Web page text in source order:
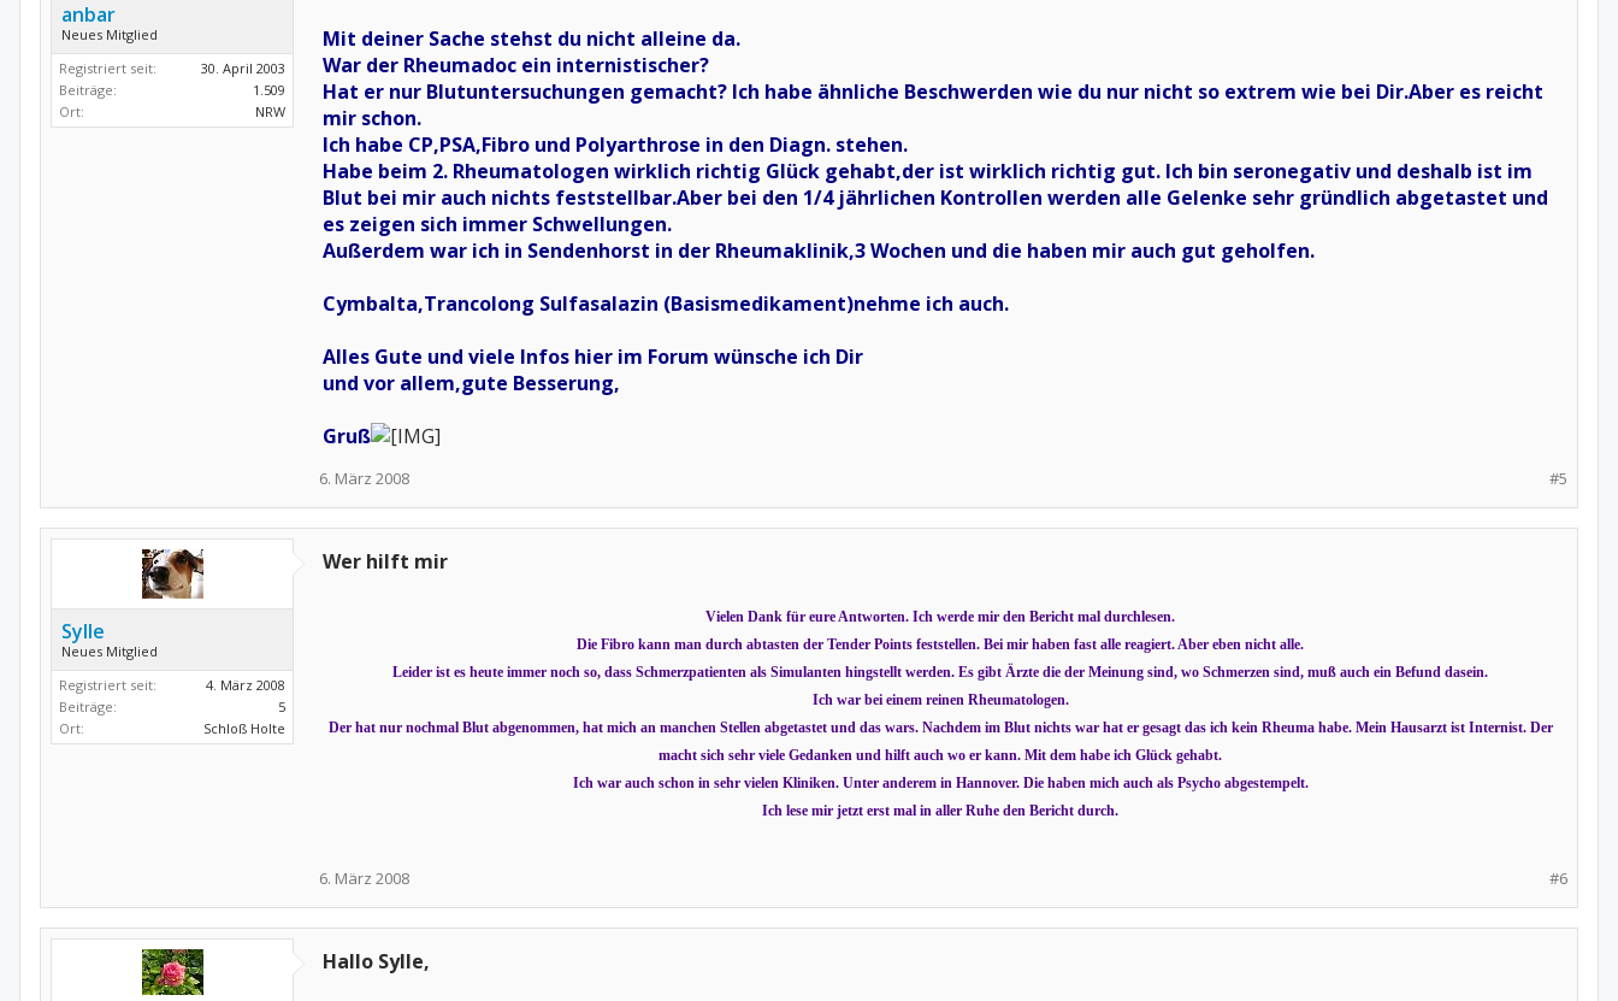
anbar
Neues Mitglied
Registriert seit:
30. April 2003
Beiträge:
1.509
Ort:
NRW
Mit deiner Sache stehst du nicht alleine da.
War der Rheumadoc ein internistischer?
Hat er nur Blutuntersuchungen gemacht? Ich habe ähnliche Beschwerden wie du nur nicht so extrem wie bei Dir.Aber es reicht
mir schon.
Ich habe CP,PSA,Fibro und Polyarthrose in den Diagn. stehen.
Habe beim 2. Rheumatologen wirklich richtig Glück gehabt,der ist wirklich richtig gut. Ich bin seronegativ und deshalb ist im
Blut bei mir auch nichts feststellbar.Aber bei den 1/4 jährlichen Kontrollen werden alle Gelenke sehr gründlich abgetastet und
es zeigen sich immer Schwellungen.
Außerdem war ich in Sendenhorst in der Rheumaklinik,3 Wochen und die haben mir auch gut geholfen.
Cymbalta,Trancolong Sulfasalazin (Basismedikament)nehme ich auch.
Alles Gute und viele Infos hier im Forum wünsche ich Dir
und vor allem,gute Besserung,
Gruß
#5
6. März 2008
Sylle
Neues Mitglied
Registriert seit:
4. März 2008
Beiträge:
5
Ort:
Schloß Holte
Wer hilft mir
Vielen Dank für eure Antworten. Ich werde mir den Bericht mal durchlesen.
Die Fibro kann man durch abtasten der Tender Points feststellen. Bei mir haben fast alle reagiert. Aber eben nicht alle.
Leider ist es heute immer noch so, dass Schmerzpatienten als Simulanten hingstellt werden. Es gibt Ärzte die der Meinung sind, wo Schmerzen sind, muß auch ein Befund dasein.
Ich war bei einem reinen Rheumatologen.
Der hat nur nochmal Blut abgenommen, hat mich an manchen Stellen abgetastet und das wars. Nachdem im Blut nichts war hat er gesagt das ich kein Rheuma habe. Mein Hausarzt ist Internist. Der
macht sich sehr viele Gedanken und hilft auch wo er kann. Mit dem habe ich Glück gehabt.
Ich war auch schon in sehr vielen Kliniken. Unter anderem in Hannover. Die haben mich auch als Psycho abgestempelt.
Ich lese mir jetzt erst mal in aller Ruhe den Bericht durch.
#6
6. März 2008
Hallo Sylle,